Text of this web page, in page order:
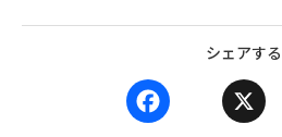
シェアする